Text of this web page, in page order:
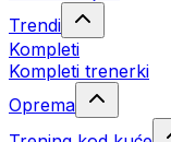
Trendi
Kompleti
Kompleti trenerki
Oprema